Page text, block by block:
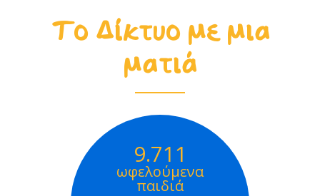
Το Δίκτυο με μια
ματιά
9.711
ωφελούμενα
παιδιά